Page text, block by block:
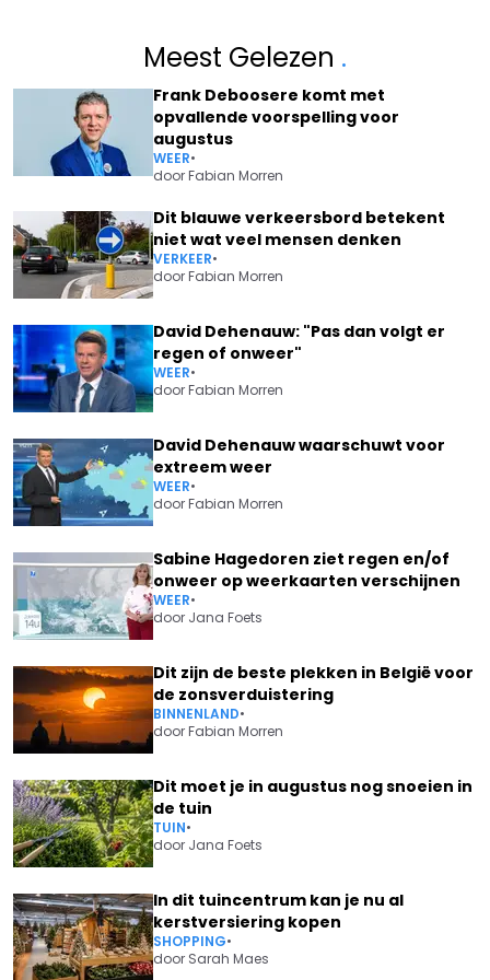
Meest Gelezen .
Frank Deboosere komt met
opvallende voorspelling voor
augustus
WEER•
doorFabian Morren
Dit blauwe verkeersbord betekent
niet wat veel mensen denken
VERKEER•
doorFabian Morren
David Dehenauw: "Pas dan volgt er
regen of onweer"
WEER•
doorFabian Morren
David Dehenauw waarschuwt voor
extreem weer
WEER•
doorFabian Morren
Sabine Hagedoren ziet regen en/of
onweer op weerkaarten verschijnen
WEER•
door Jana Foets
Dit zijn de beste plekken in België voor
de zonsverduistering
BINNENLAND•
doorFabian Morren
Dit moet je in augustus nog snoeien in
de tuin
TUIN•
door Jana Foets
In dit tuincentrum kan je nu al
kerstversiering kopen
SHOPPING•
door Sarah Maes